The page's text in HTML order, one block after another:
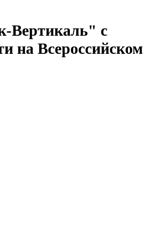
Вертикаль" с
на Всероссийском